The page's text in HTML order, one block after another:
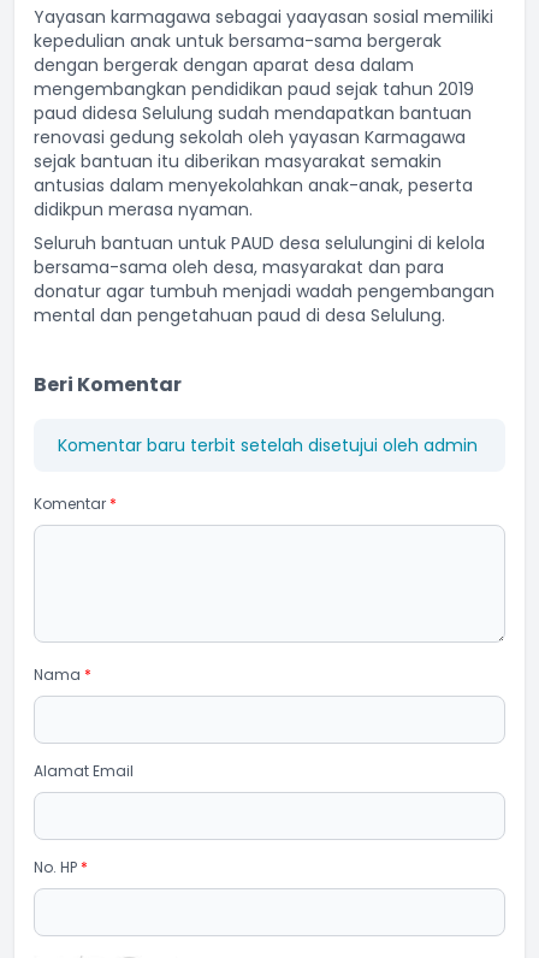
Yayasan karmagawa sebagai yaayasan sosial memiliki
kepedulian anak untuk bersama-sama bergerak
dengan bergerak dengan aparat desa dalam
mengembangkan pendidikan paud sejak tahun 2019
paud didesa Selulung sudah mendapatkan bantuan
renovasi gedung sekolah oleh yayasan Karmagawa
sejak bantuan itu diberikan masyarakat semakin
antusias dalam menyekolahkan anak-anak, peserta
didikpun merasa nyaman.
Seluruh bantuan untuk PAUD desa selulungini di kelola
bersama-sama oleh desa, masyarakat dan para
donatur agar tumbuh menjadi wadah pengembangan
mental dan pengetahuan paud di desa Selulung.
Beri Komentar
Komentar baru terbit setelah disetujui oleh admin
Komentar *
Nama *
Alamat Email
No. HP *